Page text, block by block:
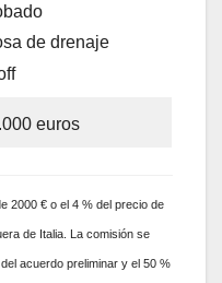
de drenaje
euros
2000 € o el 4 % del precio de
de Italia. La comisión se
acuerdo preliminar y el 50 %